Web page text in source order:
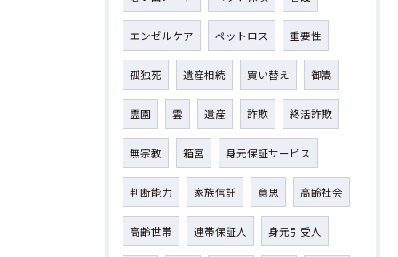
エンゼルケア ペットロス 重要性
孤独死 遺産相続 買い替え 御嵩
霊園 雲 遺産 詐欺 終活詐欺
無宗教 箱宮 身元保証サービス
判断能力 家族信託 意思 高齢社会
高齢世帯 連帯保証人 身元引受人